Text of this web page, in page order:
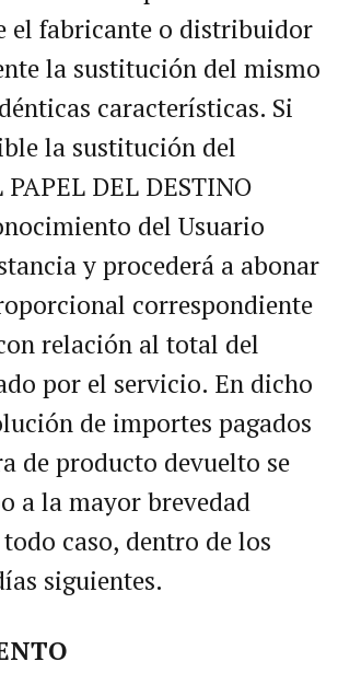
el fabricante o distribuidor
la sustitución del mismo
características. Si
la sustitución del
DEL DESTINO
del Usuario
y procederá a abonar
correspondiente
relación al total del
por el servicio. En dicho
de importes pagados
de producto devuelto se
a la mayor brevedad
caso, dentro de los
siguientes.